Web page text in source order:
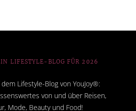
LIFESTYLE-BLOG FÜR 2026
Lifestyle-Blog von YouJoy®:
von und über Reisen,
Mode, Beauty und Food!